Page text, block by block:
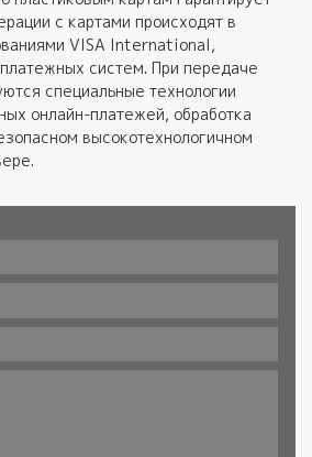
с картами происходят в
VISA International,
систем. При передаче
специальные технологии
онлайн-платежей, обработка
высокотехнологичном